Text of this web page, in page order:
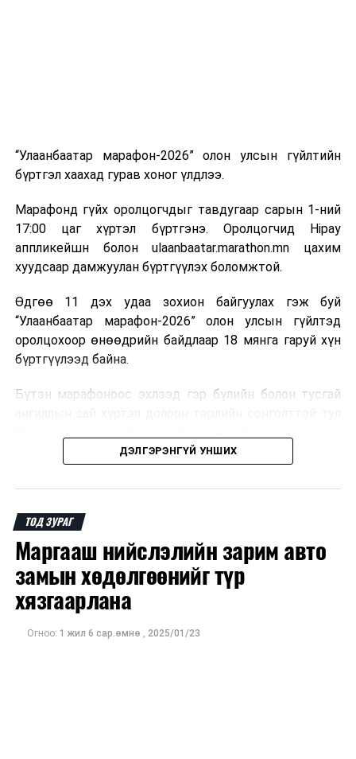
“Улаанбаатар марафон-2026” олон улсын гүйлтийн
бүртгэл хаахад гурав хоног үлдлээ.
Марафонд гүйх оролцогчдыг тавдугаар сарын 1-ний
17:00 цаг хүртэл бүртгэнэ. Оролцогчид Hipay
аппликейшн болон ulaanbaatar.marathon.mn цахим
хуудсаар дамжуулан бүртгүүлэх боломжтой.
Өдгөө 11 дэх удаа зохион байгуулах гэж буй
“Улаанбаатар марафон-2026” олон улсын гүйлтэд
оролцохоор өнөөдрийн байдлаар 18 мянга гаруй хүн
бүртгүүлээд байна.
Бүтэн марафоноос эхлээд гэр бүлийн болон тусгай
Иймд оролцогчид өөрийн насны ангилал, бэлтгэлийн
түвшинд тохирсон зайгаа сонгон, тавдугаар сарын 1-
ДЭЛГЭРЭНГҮЙ УНШИХ
ТОД ЗУРАГ
Маргааш нийслэлийн зарим авто
замын хөдөлгөөнийг түр
хязгаарлана
Огноо: 1 жил 6 сар.өмнө , 2025/01/23